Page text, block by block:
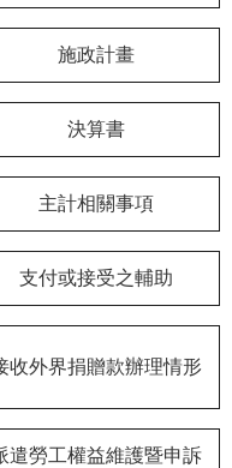
施政計畫
決算書
主計相關事項
支付或接受之輔助
收外界捐贈款辦理情形
遣勞工權益維護暨申訴